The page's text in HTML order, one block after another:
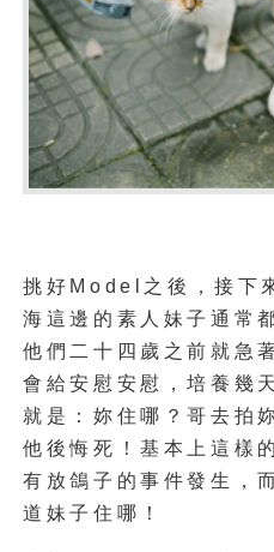
挑好Model之後，接下
海這邊的素人妹子通常
他們二十四歲之前就急
會給安慰安慰，培養幾
就是：妳住哪？哥去拍
他後悔死！基本上這樣
有放鴿子的事件發生，
道妹子住哪！